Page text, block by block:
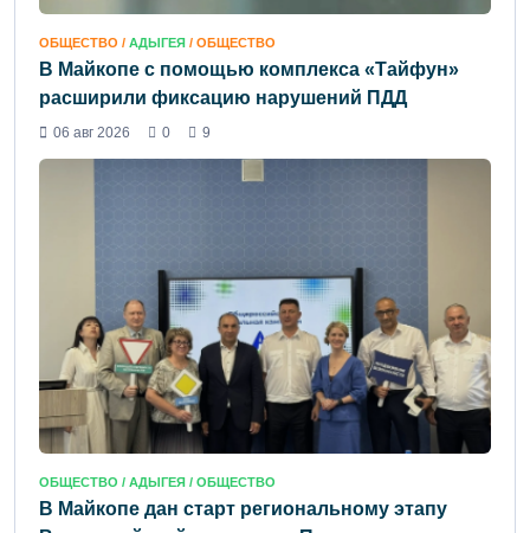
ОБЩЕСТВО / АДЫГЕЯ / ОБЩЕСТВО
В Майкопе с помощью комплекса «Тайфун»
расширили фиксацию нарушений ПДД
06 авг 2026 0 9
ОБЩЕСТВО / АДЫГЕЯ / ОБЩЕСТВО
В Майкопе дан старт региональному этапу